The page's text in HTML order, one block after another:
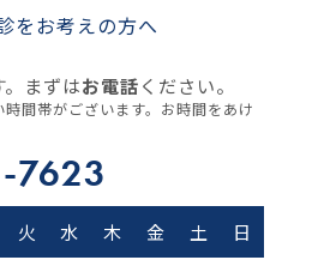
をお考えの方へ
。まずはお電話ください。
間帯がございます。お時間をあけ
7623
火 水 木 金 土 日